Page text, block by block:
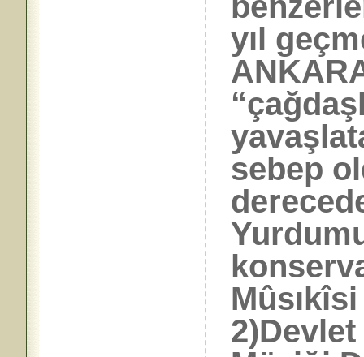
yıl
sebep
2)Devlet